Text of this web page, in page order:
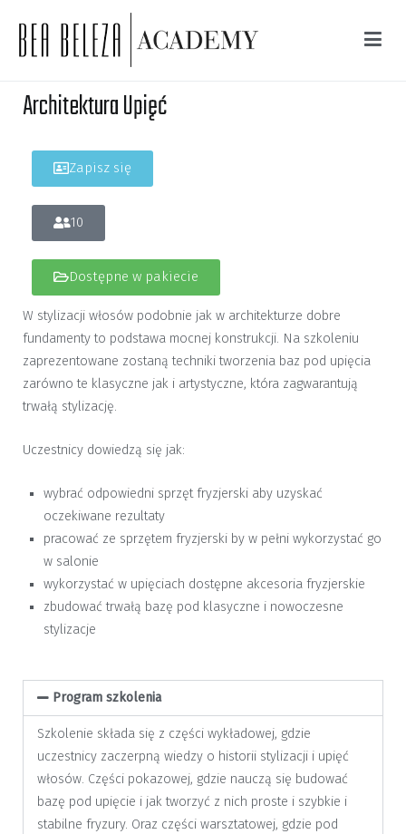
Architektura Upięć
Zapisz się
10
Dostępne w pakiecie
W stylizacji włosów podobnie jak w architekturze dobre
fundamenty to podstawa mocnej konstrukcji. Na szkoleniu
zaprezentowane zostaną techniki tworzenia baz pod upięcia
zarówno te klasyczne jak i artystyczne, która zagwarantują
trwałą stylizację.
Uczestnicy dowiedzą się jak:
wybrać odpowiedni sprzęt fryzjerski aby uzyskać
oczekiwane rezultaty
pracować ze sprzętem fryzjerski by w pełni wykorzystać go
w salonie
wykorzystać w upięciach dostępne akcesoria fryzjerskie
zbudować trwałą bazę pod klasyczne i nowoczesne
stylizacje
Program szkolenia
Szkolenie składa się z części wykładowej, gdzie
uczestnicy zaczerpną wiedzy o historii stylizacji i upięć
włosów. Części pokazowej, gdzie nauczą się budować
bazę pod upięcie i jak tworzyć z nich proste i szybkie i
stabilne fryzury. Oraz części warsztatowej, gdzie pod